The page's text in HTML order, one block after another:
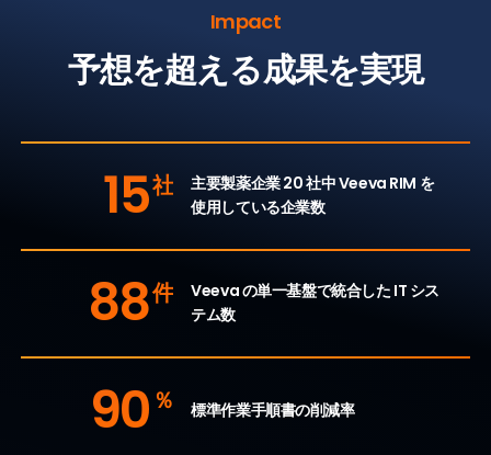
Impact
予想を超える成果を実現
15社
主要製薬企業 20 社中 Veeva RIM を
使用している企業数
88件
Veeva の単一基盤で統合した IT シス
テム数
90 ％ 標準作業手順書の削減率